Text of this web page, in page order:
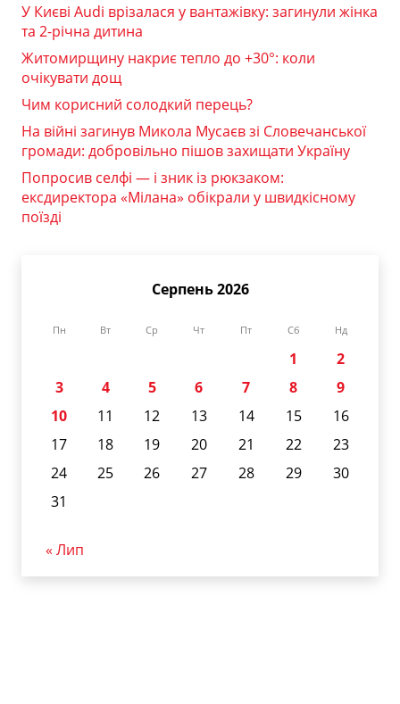
У Києві Audi врізалася у вантажівку: загинули жінка
та 2-річна дитина
Житомирщину накриє тепло до +30°: коли
очікувати дощ
Чим корисний солодкий перець?
На війні загинув Микола Мусаєв зі Словечанської
громади: добровільно пішов захищати Україну
Попросив селфі — і зник із рюкзаком:
ексдиректора «Мілана» обікрали у швидкісному
поїзді
Серпень 2026
Пн Вт Ср Чт Пт Сб Нд
1
2
3
4 5 6 7 8
9
10
11 12 13 14 15
16
17
18 19 20 21 22
23
24
25 26 27 28 29
30
31
« Лип